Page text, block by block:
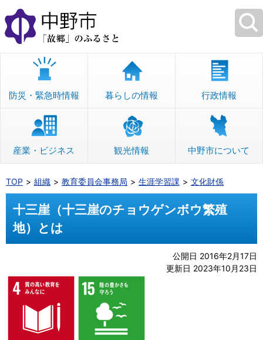
本
文
へ
移
防災・緊急時情報 暮らしの情報 行政情報
産業・ビジネス 観光情報 中野市について
TOP 組織 教育委員会事務局 生涯学習課 文化財係
十三崖（十三崖のチョウゲンボウ繁殖
地）とは
公開日 2016年2月17日
更新日 2023年10月23日